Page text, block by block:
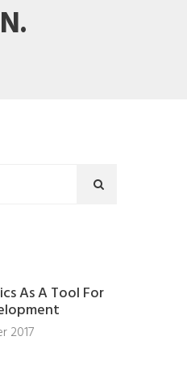
As A Tool For
2017